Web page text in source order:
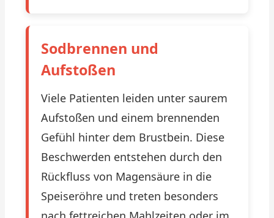
Sodbrennen und
Aufstoßen
Viele Patienten leiden unter saurem
Aufstoßen und einem brennenden
Gefühl hinter dem Brustbein. Diese
Beschwerden entstehen durch den
Rückfluss von Magensäure in die
Speiseröhre und treten besonders